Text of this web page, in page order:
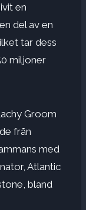
en
del av en
tar dess
miljoner
Groom
från
med
Atlantic
bland